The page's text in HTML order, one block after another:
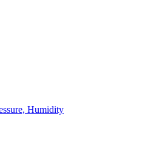
Humidity